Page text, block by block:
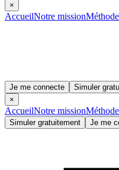
×
AccueilNotre missionMéthode
Je me connecte
Simuler
×
AccueilNotre missionMéthode
Simuler gratuitement Je me